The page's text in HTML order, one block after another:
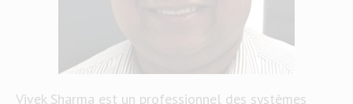
Vivek Sharma est un professionnel des systèmes